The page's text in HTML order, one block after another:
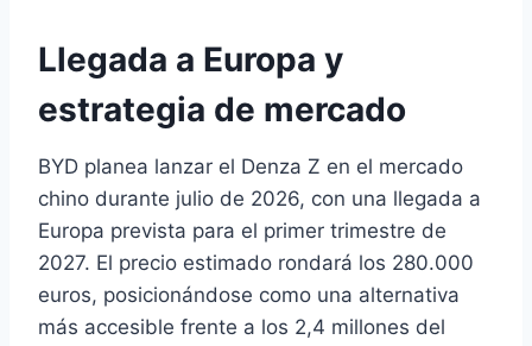
Llegada a Europa y
estrategia de mercado
BYD planea lanzar el Denza Z en el mercado
chino durante julio de 2026, con una llegada a
Europa prevista para el primer trimestre de
2027. El precio estimado rondará los 280.000
euros, posicionándose como una alternativa
más accesible frente a los 2,4 millones del